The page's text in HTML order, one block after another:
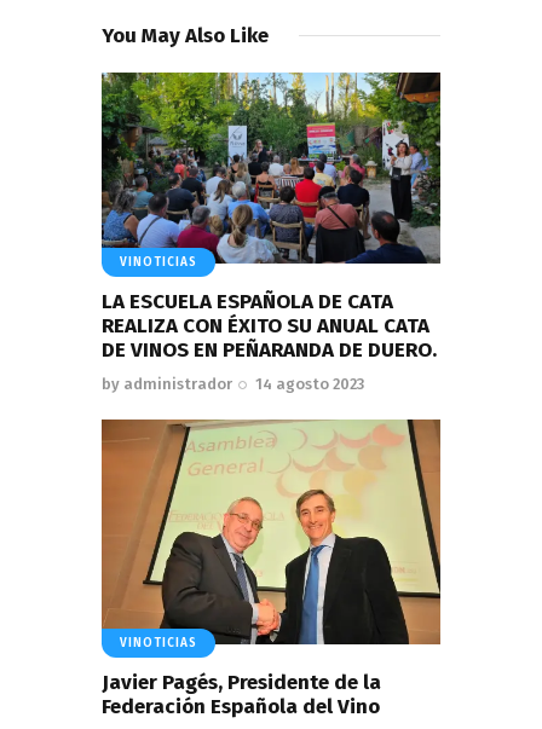
You May Also Like
VINOTICIAS
LA ESCUELA ESPAÑOLA DE CATA
REALIZA CON ÉXITO SU ANUAL CATA
DE VINOS EN PEÑARANDA DE DUERO.
by administrador 14 agosto 2023
VINOTICIAS
Javier Pagés, Presidente de la
Federación Española del Vino